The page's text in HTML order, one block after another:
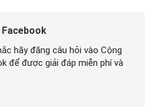
Facebook
hãy đăng câu hỏi vào Cộng
để được giải đáp miễn phí và